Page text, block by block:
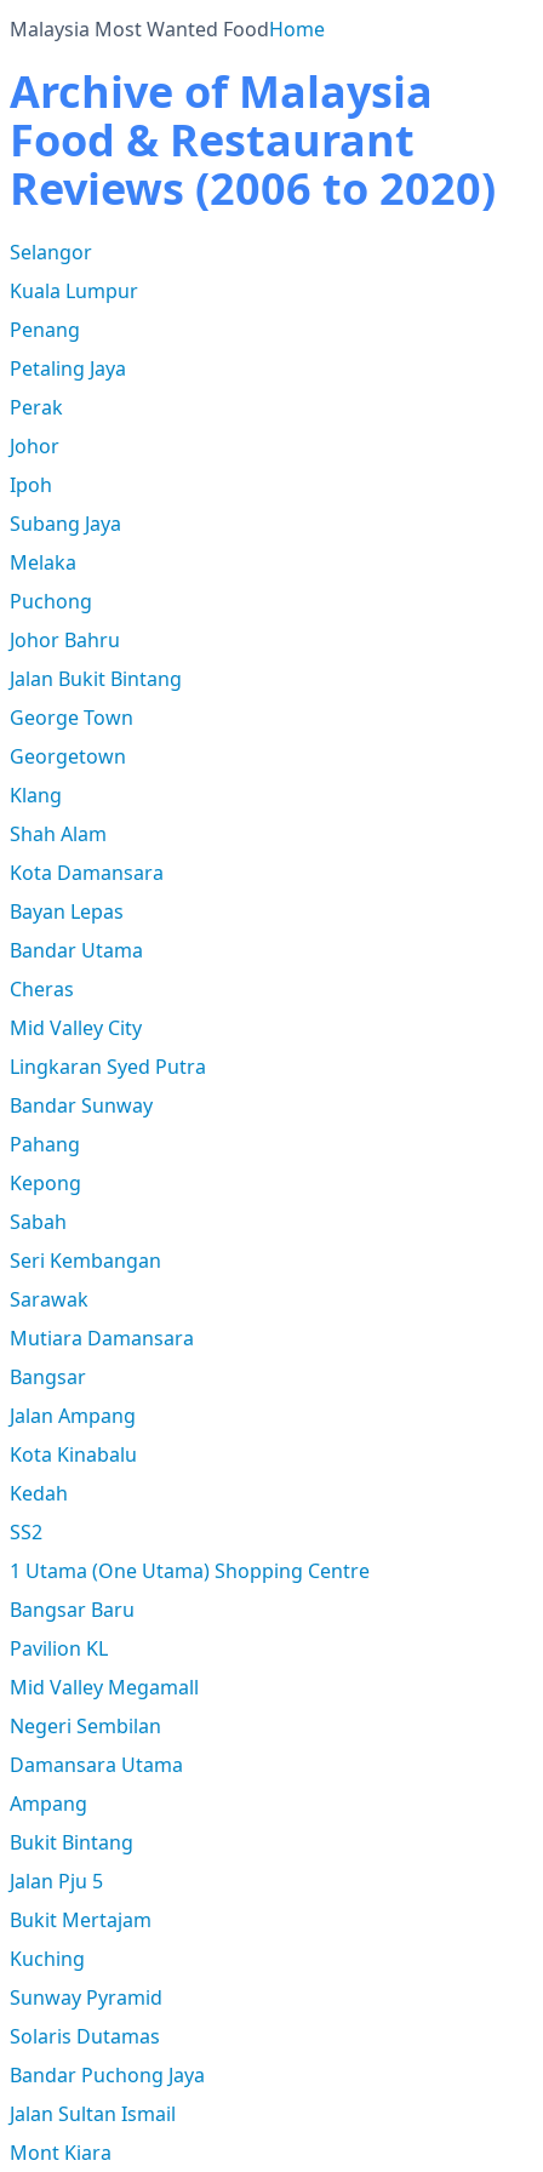
Malaysia Most Wanted FoodHome
Archive of Malaysia
Food & Restaurant
Reviews (2006 to 2020)
Selangor
Kuala Lumpur
Penang
Petaling Jaya
Perak
Johor
Ipoh
Subang Jaya
Melaka
Puchong
Johor Bahru
Jalan Bukit Bintang
George Town
Georgetown
Klang
Shah Alam
Kota Damansara
Bayan Lepas
Bandar Utama
Cheras
Mid Valley City
Lingkaran Syed Putra
Bandar Sunway
Pahang
Kepong
Sabah
Seri Kembangan
Sarawak
Mutiara Damansara
Bangsar
Jalan Ampang
Kota Kinabalu
Kedah
SS2
1 Utama (One Utama) Shopping Centre
Bangsar Baru
Pavilion KL
Mid Valley Megamall
Negeri Sembilan
Damansara Utama
Ampang
Bukit Bintang
Jalan Pju 5
Bukit Mertajam
Kuching
Sunway Pyramid
Solaris Dutamas
Bandar Puchong Jaya
Jalan Sultan Ismail
Mont Kiara